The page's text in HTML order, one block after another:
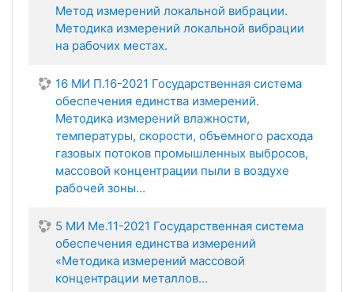
Метод измерений локальной вибрации.
Методика измерений локальной вибрации
на рабочих местах.
16 МИ П.16-2021 Государственная система
обеспечения единства измерений.
Методика измерений влажности,
температуры, скорости, объемного расхода
газовых потоков промышленных выбросов,
массовой концентрации пыли в воздухе
рабочей зоны...
5 МИ Ме.11-2021 Государственная система
обеспечения единства измерений
«Методика измерений массовой
концентрации металлов...